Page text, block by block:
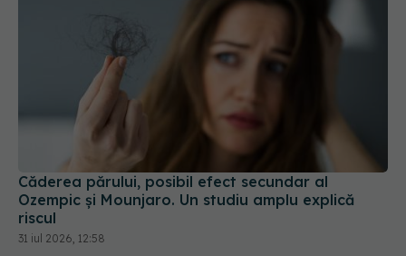
Căderea părului, posibil efect secundar al
Ozempic și Mounjaro. Un studiu amplu explică
riscul
31 iul 2026, 12:58